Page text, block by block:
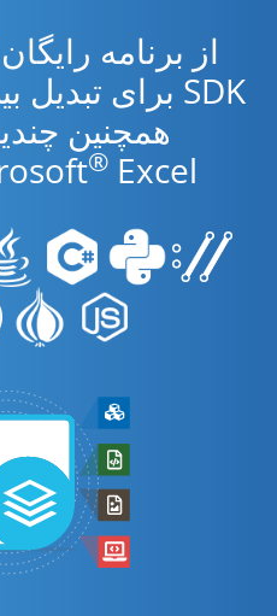
همچنین
® Excel استفاده کنید.